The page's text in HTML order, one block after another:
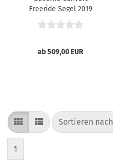
Freeride Segel 2019
ab 509,00 EUR
Sortieren nach
Sortieren nach
1